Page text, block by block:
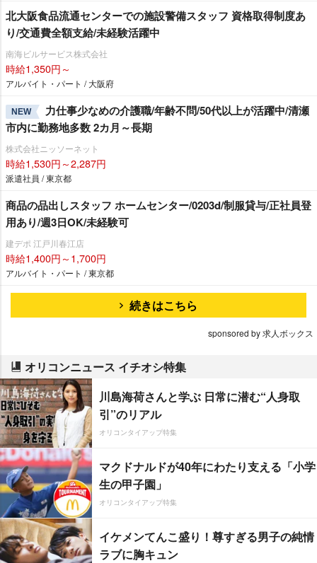
北大阪食品流通センターでの施設警備スタッフ 資格取得制度あ
り/交通費全額支給/未経験活躍中
南海ビルサービス株式会社
時給1,350円～
アルバイト・パート / 大阪府
NEW
力仕事少なめの介護職/年齢不問/50代以上が活躍中/清瀬
市内に勤務地多数 2カ月～長期
株式会社ニッソーネット
時給1,530円～2,287円
派遣社員 / 東京都
商品の品出しスタッフ ホームセンター/0203d/制服貸与/正社員登
用あり/週3日OK/未経験可
建デポ 江戸川春江店
時給1,400円～1,700円
アルバイト・パート / 東京都
続きはこちら
sponsored by 求人ボックス
オリコンニュース イチオシ特集
川島海荷さんと学ぶ 日常に潜む“人身取
引”のリアル
オリコンタイアップ特集
マクドナルドが40年にわたり支える「小学
生の甲子園」
オリコンタイアップ特集
イケメンてんこ盛り！尊すぎる男子の純情
ラブに胸キュン